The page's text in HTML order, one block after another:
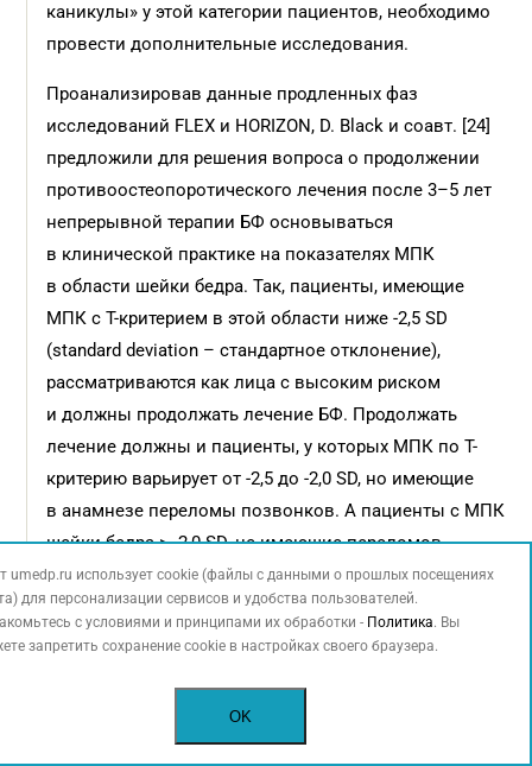
каникулы» у этой категории пациентов, необходимо
провести дополнительные исследования.
Проанализировав данные продленных фаз
исследований FLEX и HORIZON, D. Black и соавт. [24]
предложили для решения вопроса о продолжении
противоостеопоротического лечения после 3–5 лет
непрерывной терапии БФ основываться
в клинической практике на показателях МПК
в области шейки бедра. Так, пациенты, имеющие
МПК с Т-критерием в этой области ниже -2,5 SD
(standard deviation – стандартное отклонение),
рассматриваются как лица с высоким риском
и должны продолжать лечение БФ. Продолжать
лечение должны и пациенты, у которых МПК по Т-
критерию варьирует от -2,5 до -2,0 SD, но имеющие
в анамнезе переломы позвонков. А пациенты с МПК
шейки бедра > -2,0 SD, не имеющие переломов
позвонков, могут не продолжать лечение. Авторы
отмечают, что эти рекомендации могут оказаться
препаратспецифичными, а значит, необходимо
umedp.ru использует cookie (файлы с данными о прошлых посещениях
для персонализации сервисов и удобства пользователей.
с условиями и принципами их обработки - Политика. Вы
запретить сохранение cookie в настройках своего браузера.
OK